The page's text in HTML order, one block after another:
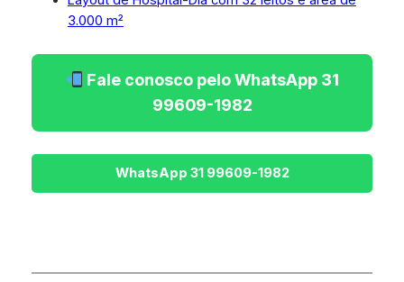
3.000 m²
Fale conosco pelo WhatsApp 31
99609-1982